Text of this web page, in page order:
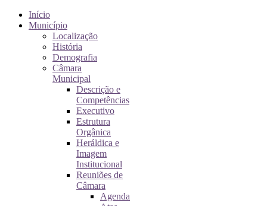
Início
Município
Localização
História
Demografia
Câmara
Municipal
Descrição e
Competências
Executivo
Estrutura
Orgânica
Heráldica e
Imagem
Institucional
Reuniões de
Câmara
Agenda